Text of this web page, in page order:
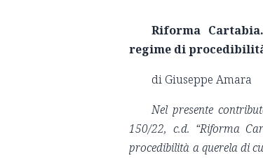
Riforma
regime di
di Giuseppe Amara
Nel presente
150/22, c.d. “Riforma
procedibilità a querela di